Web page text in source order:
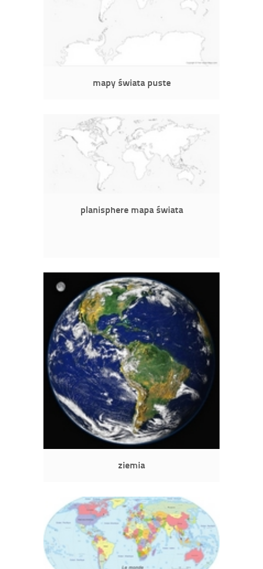
mapy świata puste
planisphere mapa świata
ziemia